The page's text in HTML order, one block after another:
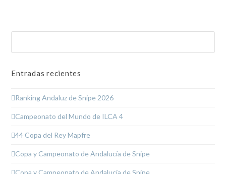
Entradas recientes
Ranking Andaluz de Snipe 2026
Campeonato del Mundo de ILCA 4
44 Copa del Rey Mapfre
Copa y Campeonato de Andalucía de Snipe